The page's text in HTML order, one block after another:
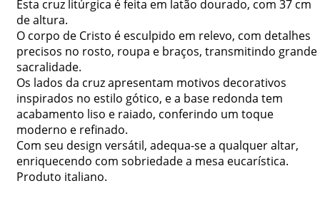
Esta cruz litúrgica é feita em latão dourado, com 37 cm
de altura.
O corpo de Cristo é esculpido em relevo, com detalhes
precisos no rosto, roupa e braços, transmitindo grande
sacralidade.
Os lados da cruz apresentam motivos decorativos
inspirados no estilo gótico, e a base redonda tem
acabamento liso e raiado, conferindo um toque
moderno e refinado.
Com seu design versátil, adequa-se a qualquer altar,
enriquecendo com sobriedade a mesa eucarística.
Produto italiano.